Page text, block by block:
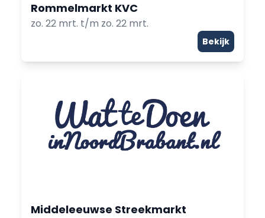
Rommelmarkt KVC
zo. 22 mrt. t/m zo. 22 mrt.
Bekijk
Middeleeuwse Streekmarkt